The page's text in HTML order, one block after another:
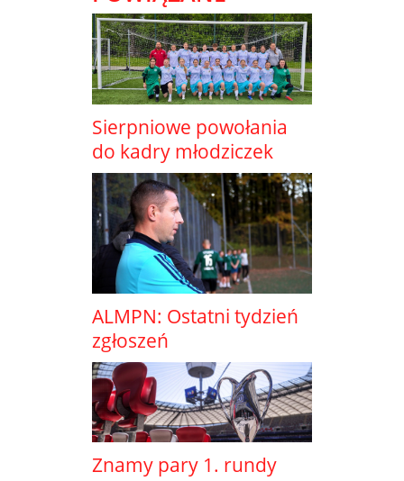
Sierpniowe powołania
do kadry młodziczek
ALMPN: Ostatni tydzień
zgłoszeń
Znamy pary 1. rundy